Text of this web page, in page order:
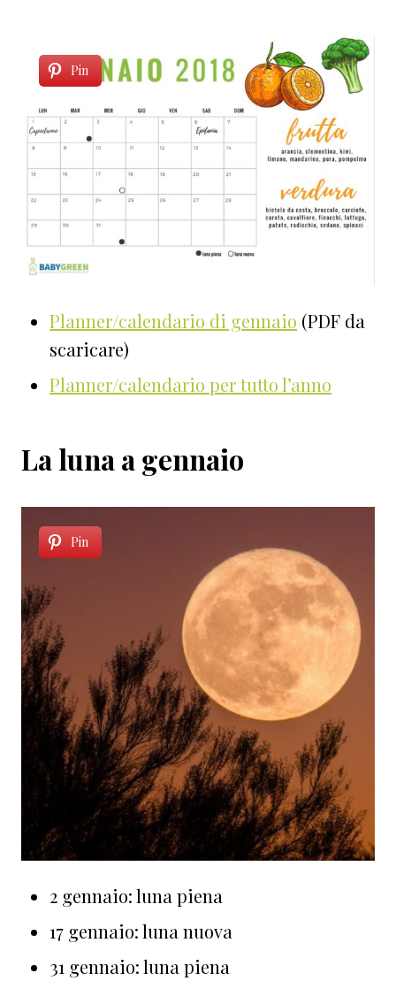
Pin
Planner/calendario di gennaio (PDF da
scaricare)
Planner/calendario per tutto l’anno
La luna a gennaio
Pin
2 gennaio: luna piena
17 gennaio: luna nuova
31 gennaio: luna piena